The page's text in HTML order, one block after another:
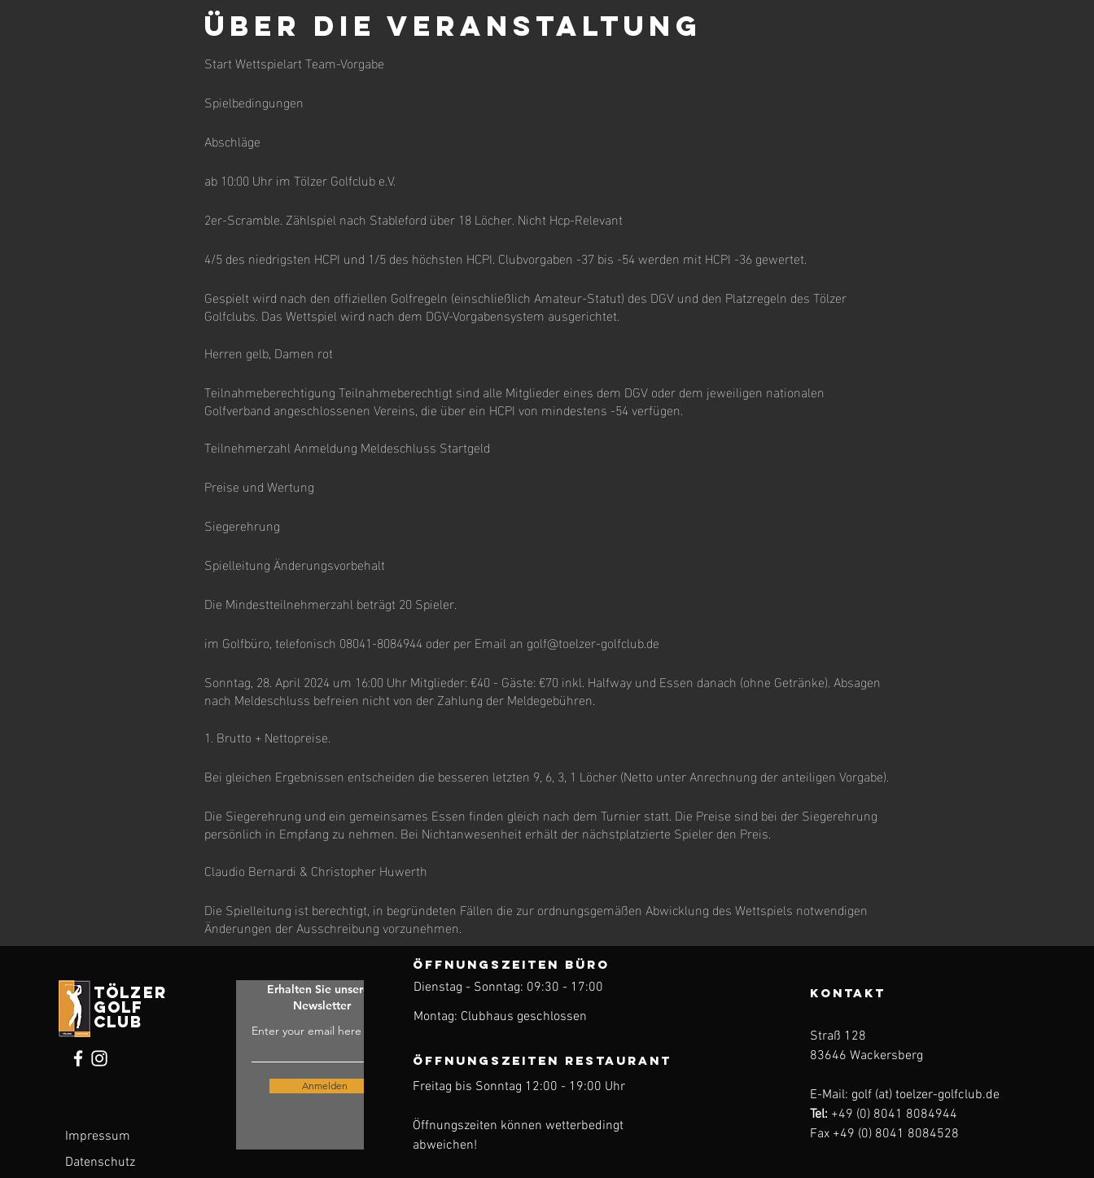
Über die Veranstaltung
Start Wettspielart Team-Vorgabe
Spielbedingungen
Abschläge
ab 10:00 Uhr im Tölzer Golfclub e.V.
2er-Scramble. Zählspiel nach Stableford über 18 Löcher. Nicht Hcp-Relevant
4/5 des niedrigsten HCPI und 1/5 des höchsten HCPI. Clubvorgaben -37 bis -54 werden mit HCPI -36 gewertet.
Gespielt wird nach den offiziellen Golfregeln (einschließlich Amateur-Statut) des DGV und den Platzregeln des Tölzer
Golfclubs. Das Wettspiel wird nach dem DGV-Vorgabensystem ausgerichtet.
Herren gelb, Damen rot
Teilnahmeberechtigung Teilnahmeberechtigt sind alle Mitglieder eines dem DGV oder dem jeweiligen nationalen
Golfverband angeschlossenen Vereins, die über ein HCPI von mindestens -54 verfügen.
Teilnehmerzahl Anmeldung Meldeschluss Startgeld
Preise und Wertung
Siegerehrung
Spielleitung Änderungsvorbehalt
Die Mindestteilnehmerzahl beträgt 20 Spieler.
im Golfbüro, telefonisch 08041-8084944 oder per Email an golf@toelzer-golfclub.de
Sonntag, 28. April 2024 um 16:00 Uhr Mitglieder: €40 - Gäste: €70 inkl. Halfway und Essen danach (ohne Getränke). Absagen
nach Meldeschluss befreien nicht von der Zahlung der Meldegebühren.
1. Brutto + Nettopreise.
Bei gleichen Ergebnissen entscheiden die besseren letzten 9, 6, 3, 1 Löcher (Netto unter Anrechnung der anteiligen Vorgabe).
Die Siegerehrung und ein gemeinsames Essen finden gleich nach dem Turnier statt. Die Preise sind bei der Siegerehrung
persönlich in Empfang zu nehmen. Bei Nichtanwesenheit erhält der nächstplatzierte Spieler den Preis.
Claudio Bernardi & Christopher Huwerth
Die Spielleitung ist berechtigt, in begründeten Fällen die zur ordnungsgemäßen Abwicklung des Wettspiels notwendigen
Änderungen der Ausschreibung vorzunehmen.
tölzer
golf
club
Impressum
Datenschutz
Erhalten Sie unseren
Newsletter
Enter your email here
Anmelden
ÖFFNUNGSZEITEN BÜRO
Dienstag - Sonntag: 09:30 - 17:00
Montag: Clubhaus geschlossen
KONTAKT
Straß 128
83646 Wackersberg
E-Mail: golf (at) toelzer-golfclub.de
Tel: +49 (0) 8041 8084944
Fax +49 (0) 8041 8084528
ÖFFNUNGSZEITEN Restaurant
Freitag bis Sonntag 12:00 - 19:00 Uhr
Öffnungszeiten können wetterbedingt
abweichen!